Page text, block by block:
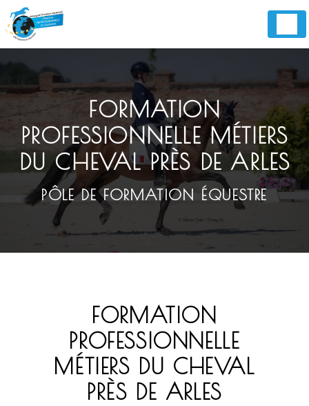
FORMATION
PROFESSIONNELLE MÉTIERS
DU CHEVAL PRÈS DE ARLES
PÔLE DE FORMATION ÉQUESTRE
FORMATION
PROFESSIONNELLE
MÉTIERS DU CHEVAL
PRÈS DE ARLES
Panneau de gestion des cookies